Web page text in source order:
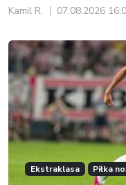
Kamil R. 07.08.2026
Ekstraklasa Piłka